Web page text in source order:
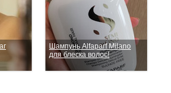
Шампунь Alfaparf Milano
для блеска волос!